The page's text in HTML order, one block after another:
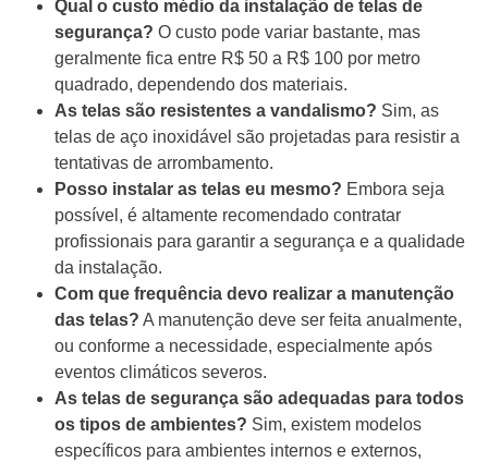
Qual o custo médio da instalação de telas de
segurança? O custo pode variar bastante, mas
geralmente fica entre R$ 50 a R$ 100 por metro
quadrado, dependendo dos materiais.
As telas são resistentes a vandalismo? Sim, as
telas de aço inoxidável são projetadas para resistir a
tentativas de arrombamento.
Posso instalar as telas eu mesmo? Embora seja
possível, é altamente recomendado contratar
profissionais para garantir a segurança e a qualidade
da instalação.
Com que frequência devo realizar a manutenção
das telas? A manutenção deve ser feita anualmente,
ou conforme a necessidade, especialmente após
eventos climáticos severos.
As telas de segurança são adequadas para todos
os tipos de ambientes? Sim, existem modelos
específicos para ambientes internos e externos,